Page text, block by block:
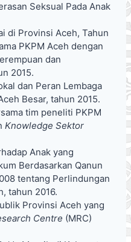
Seksual Pada Anak
di Provinsi Aceh, Tahun
PKPM Aceh dengan
dan
2015.
dan Peran Lembaga
Besar, tahun 2015.
tim peneliti PKPM
Knowledge Sektor
Anak yang
Berdasarkan Qanun
tentang Perlindungan
tahun 2016.
Provinsi Aceh yang
Centre (MRC)